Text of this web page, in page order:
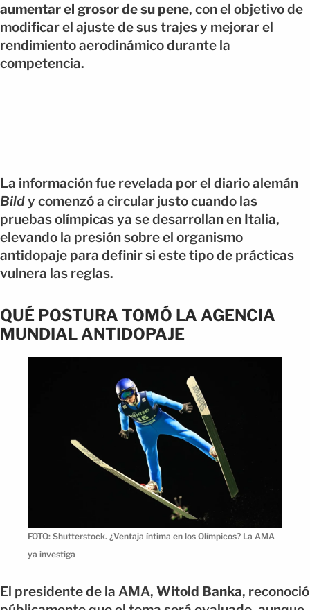
aumentar el grosor de su pene, con el objetivo de
modificar el ajuste de sus trajes y mejorar el
rendimiento aerodinámico durante la
competencia.
La información fue revelada por el diario alemán
Bildy comenzó a circular justo cuando las
pruebas olímpicas ya se desarrollan en Italia,
elevando la presión sobre el organismo
antidopaje para definir si este tipo de prácticas
vulnera las reglas.
QUÉ POSTURA TOMÓ LA AGENCIA
MUNDIAL ANTIDOPAJE
FOTO: Shutterstock. ¿Ventaja íntima en los Olímpicos? La AMA
ya investiga
El presidente de la AMA, Witold Banka, reconoció